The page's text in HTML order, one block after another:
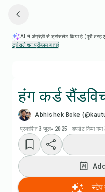
AI ने अंग्रेज़ी से ट्रांसलेट किया है (पूरी तरह
ट्रांसलेशन प्रॉब्लम बताएं
हंग कर्ड
Abhishek Boke
प्रकाशित 3 जुल॰ 2025 · अपडेट किया गया
स्टेप